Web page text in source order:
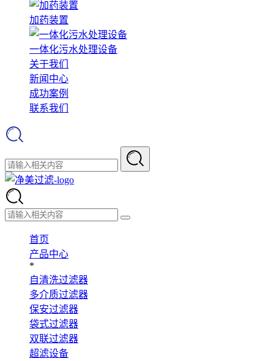
加药装置
一体化污水处理设备
关于我们
新闻中心
成功案例
联系我们
首页
产品中心
*
自清洗过滤器
多介质过滤器
保安过滤器
袋式过滤器
双联过滤器
超滤设备